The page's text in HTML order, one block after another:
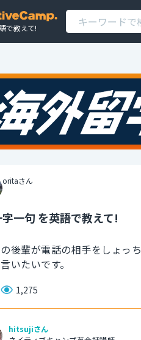
で教えて!
oritaさん
字一句 を英語で教えて!
後輩が電話の相手をしょっ
いたいです。
1,275
hitsujiさん